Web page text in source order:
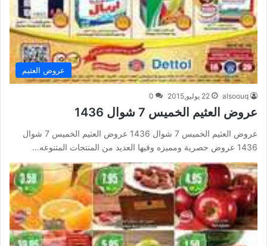
عروض العثيم
alsoouq 22 يوليو,2015 0
عروض العثيم الخميس 7 شوال 1436
عروض العثيم الخميس 7 شوال 1436 عروض العثيم الخميس 7 شوال
1436 عروض حصرية ومميزه وفيها العديد من المنتجات المتنوعه…